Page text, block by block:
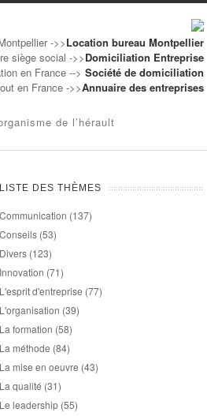
->>Location bureau Montpellier
siège social ->>Domiciliation Entreprise
en France --> Société de domiciliation
en France ->>Annuaire des entreprises
de l’hérault
LISTE DES THÈMES
Communication (137)
Conseils (53)
Divers (123)
Innovation (71)
L'esprit d'entreprise (77)
L'organisation (39)
La formation (58)
La méthode (84)
La mise en oeuvre (43)
La qualité (31)
Le leadership (55)